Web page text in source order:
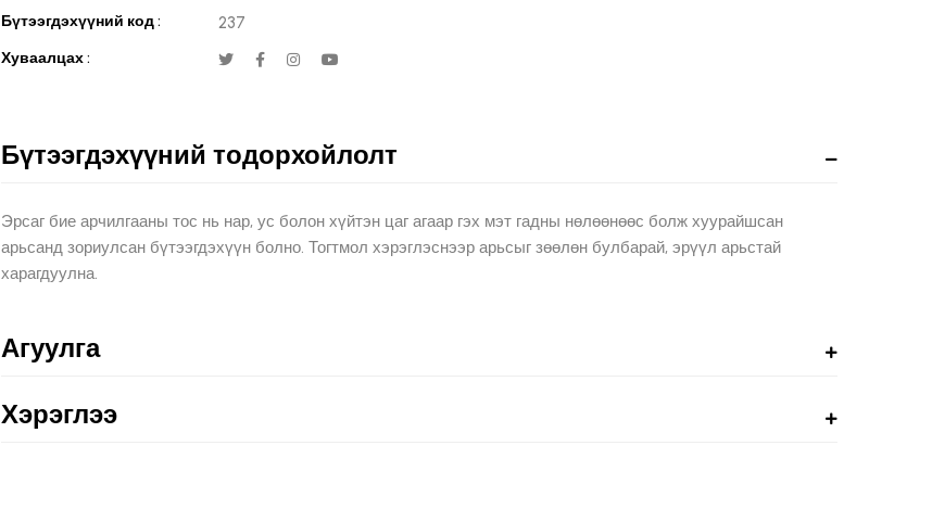
Бүтээгдэхүүний код : 237
Хуваалцах :
Бүтээгдэхүүний тодорхойлолт
Эрсаг бие арчилгааны тос нь нар, ус болон хүйтэн цаг агаар гэх мэт гадны нөлөөнөөс болж хуурайшсан
арьсанд зориулсан бүтээгдэхүүн болно. Тогтмол хэрэглэснээр арьсыг зөөлөн булбарай, эрүүл арьстай
харагдуулна.
Агуулга
Хэрэглээ